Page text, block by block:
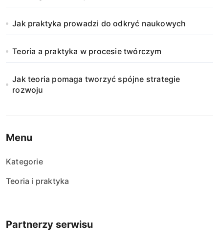
Jak praktyka prowadzi do odkryć naukowych
Teoria a praktyka w procesie twórczym
Jak teoria pomaga tworzyć spójne strategie
rozwoju
Menu
Kategorie
Teoria i praktyka
Partnerzy serwisu